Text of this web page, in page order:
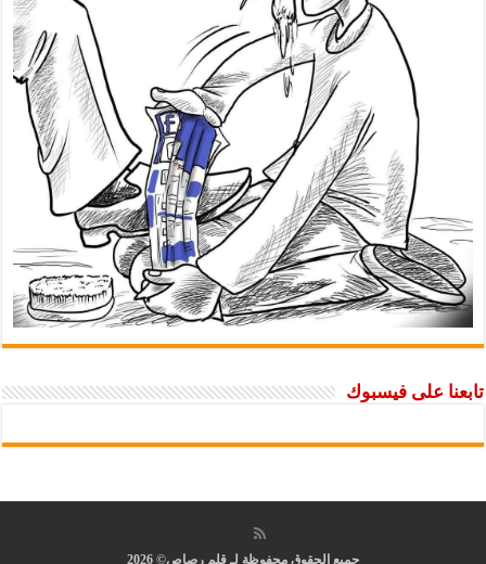
تابعنا على فيسبوك
جميع الحقوق محفوظة لـ قلم رصاص© 2026